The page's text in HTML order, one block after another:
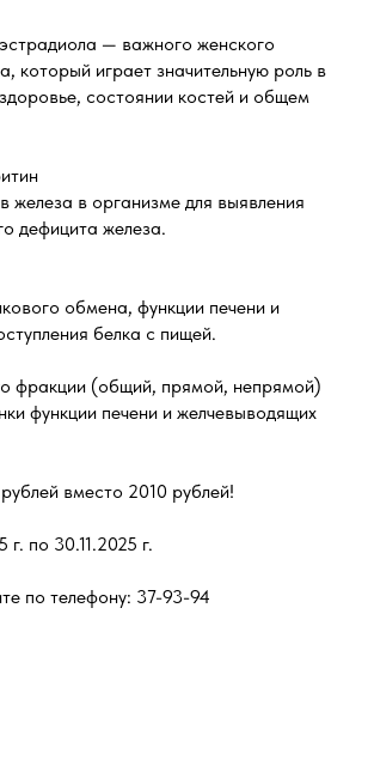
— важного женского
который играет значительную роль в
состоянии костей и общем
железа в организме для выявления
дефицита железа.
обмена, функции печени и
белка с пищей.
фракции (общий, прямой, непрямой)
функции печени и желчевыводящих
вместо 2010 рублей!
по 30.11.2025 г.
по телефону: 37-93-94